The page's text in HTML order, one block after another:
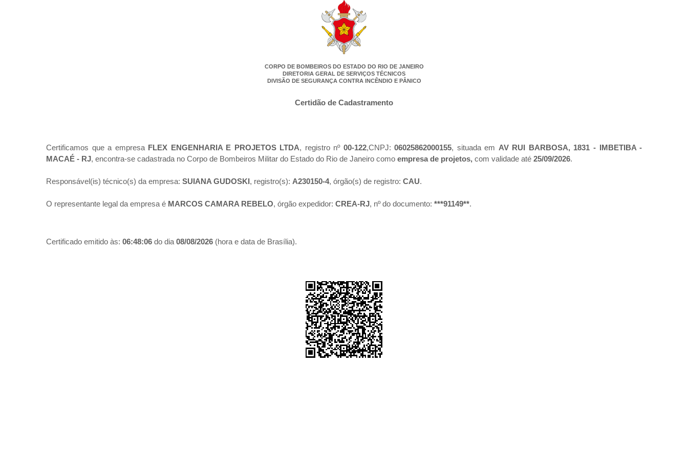
CORPO DE BOMBEIROS DO ESTADO DO RIO DE JANEIRO
DIRETORIA GERAL DE SERVIÇOS TÉCNICOS
DIVISÃO DE SEGURANÇA CONTRA INCÊNDIO E PÂNICO
Certidão de Cadastramento
Certificamos que a empresa FLEX ENGENHARIA E PROJETOS LTDA, registro nº00-122,CNPJ:06025862000155, situada em AV RUI BARBOSA, 1831 - IMBETIBA -
MACAÉ - RJ, encontra-se cadastrada no Corpo de Bombeiros Militar do Estado do Rio de Janeiro como empresa de projetos, com validade até 25/09/2026.
Responsável(is) técnico(s) da empresa: SUIANA GUDOSKI, registro(s): A230150-4, órgão(s) de registro: CAU.
O representante legal da empresa é MARCOS CAMARA REBELO, órgão expedidor: CREA-RJ, nº do documento: ***91149**.
Certificado emitido às: 06:48:06 do dia 08/08/2026 (hora e data de Brasília).